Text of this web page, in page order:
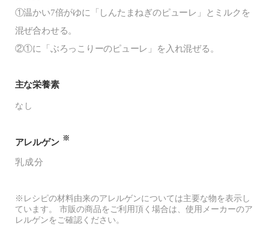
①温かい7倍がゆに「しんたまねぎのピューレ」とミルクを
混ぜ合わせる。
②①に「ぶろっこりーのピューレ」を入れ混ぜる。
主な栄養素
なし
アレルゲン ※
乳成分
※レシピの材料由来のアレルゲンについては主要な物を表示し
ています。 市販の商品をご利用頂く場合は、使用メーカーのア
レルゲンをご確認ください。